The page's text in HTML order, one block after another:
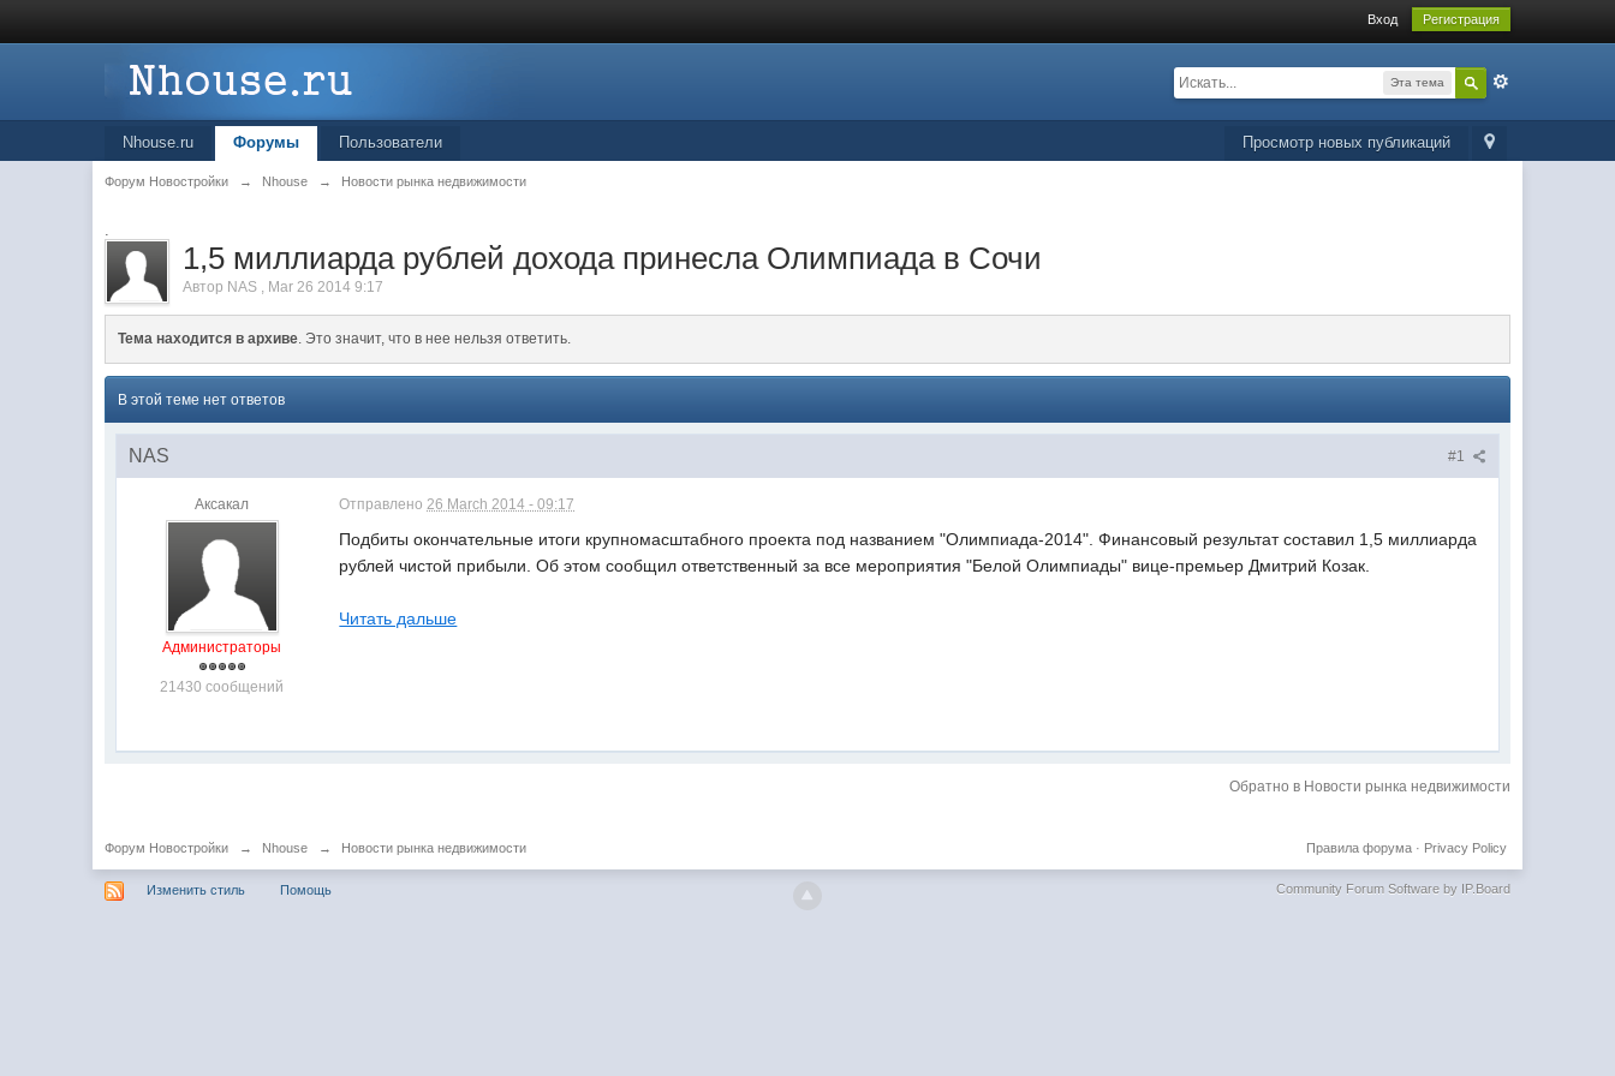
Вход Регистрация
Эта тема
Просмотр новых публикаций
Nhouse.ru Форумы Пользователи
Форум Новостройки → Nhouse → Новости рынка недвижимости
.
1,5 миллиарда рублей дохода принесла Олимпиада в Сочи
Автор NAS , Mar 26 2014 9:17
Тема находится в архиве. Это значит, что в нее нельзя ответить.
В этой теме нет ответов
#1
NAS
Аксакал
Администраторы
21430 сообщений
Отправлено26 March 2014 - 09:17
Подбиты окончательные итоги крупномасштабного проекта под названием "Олимпиада-2014". Финансовый результат составил 1,5 миллиарда
рублей чистой прибыли. Об этом сообщил ответственный за все мероприятия "Белой Олимпиады" вице-премьер Дмитрий Козак.
Читать дальше
Обратно в Новости рынка недвижимости
Форум Новостройки → Nhouse → Новости рынка недвижимости Privacy Policy
Правила форума·
Изменить стиль Помощь Community Forum Software by IP.Board